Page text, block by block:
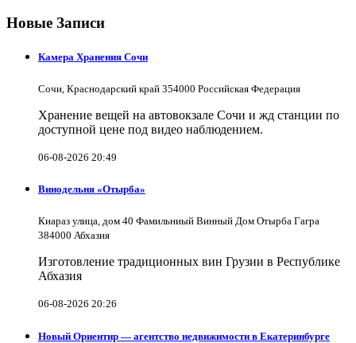
Новые Записи
Камера Хранения Сочи
Сочи, Краснодарский край 354000 Российская Федерация
Хранение вещей на автовокзале Сочи и жд станции по
доступной цене под видео наблюдением.
06-08-2026 20:49
Винодельня «Отырба»
Киараз улица, дом 40 Фамильниый Винный Дом Отырба Гагра
384000 Абхазия
Изготовление традиционных вин Грузии в Республике
Абхазия
06-08-2026 20:26
Новый Ориентир — агентство недвижимости в Екатеринбурге